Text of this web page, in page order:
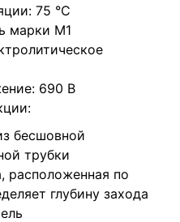
75 °C
марки М1
690 В
бесшовной
трубки
расположенная по
глубину захода